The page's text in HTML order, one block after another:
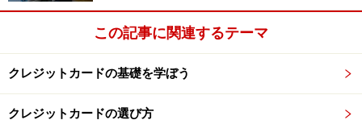
り売りしている印象がありますが、カード会社が発行に
踏み切ったことには、大きな理由があります。
施行された改正貸金業法によって、カード会社のキャッ
シングによる収益が大幅に減少
しました。そこで、カー
ド会社にとって確実な収益が見込め、それほど経費をか
この記事に関連するテーマ
クレジットカードの基礎を学ぼう
クレジットカードの選び方